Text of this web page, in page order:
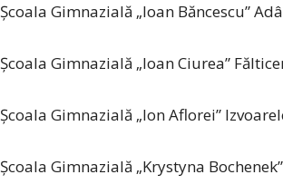
Școala Gimnazială „Ioan Băncescu”
Școala Gimnazială „Ioan Ciurea”
Școala Gimnazială „Ion Aflorei”
Școala Gimnazială „Krystyna